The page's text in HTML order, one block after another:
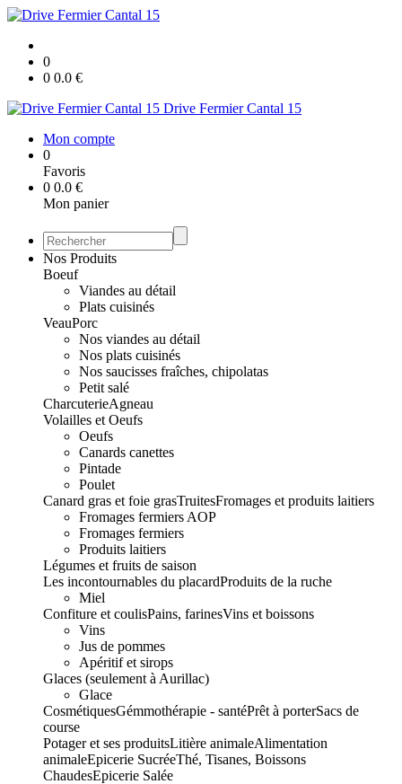
0
0 0.0 €
Drive Fermier Cantal 15
Mon compte
0
Favoris
0 0.0 €
Mon panier
Nos Produits
Boeuf
Viandes au détail
Plats cuisinés
VeauPorc
Nos viandes au détail
Nos plats cuisinés
Nos saucisses fraîches, chipolatas
Petit salé
CharcuterieAgneau
Volailles et Oeufs
Oeufs
Canards canettes
Pintade
Poulet
Canard gras et foie grasTruitesFromages et produits laitiers
Fromages fermiers AOP
Fromages fermiers
Produits laitiers
Légumes et fruits de saison
Les incontournables du placardProduits de la ruche
Miel
Confiture et coulisPains, farinesVins et boissons
Vins
Jus de pommes
Apéritif et sirops
Glaces (seulement à Aurillac)
Glace
CosmétiquesGémmothérapie - santéPrêt à porterSacs de
course
Potager et ses produitsLitière animaleAlimentation
animaleEpicerie SucréeThé, Tisanes, Boissons
ChaudesEpicerie Salée